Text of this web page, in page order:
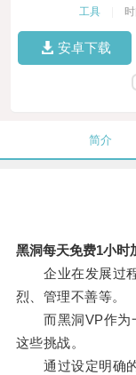
工具
安卓下载
简介
黑洞每天免费1小时
企业在发展过程
烈、管理不善等。
而黑洞VP作为一
这些挑战。
通过设定明确的